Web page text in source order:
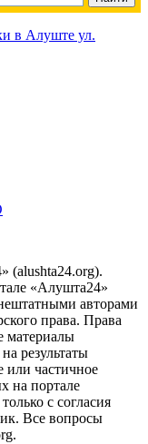
(alushta24.org).
«Алушта24»
авторами
права. Права
материалы
результаты
или частичное
на портале
с согласия
Все вопросы